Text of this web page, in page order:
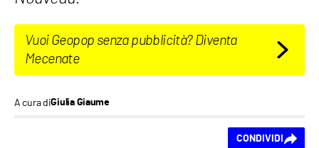
Vuoi Geopop senza pubblicità? Diventa
Mecenate
A cura diGiulia Giaume
CONDIVIDI